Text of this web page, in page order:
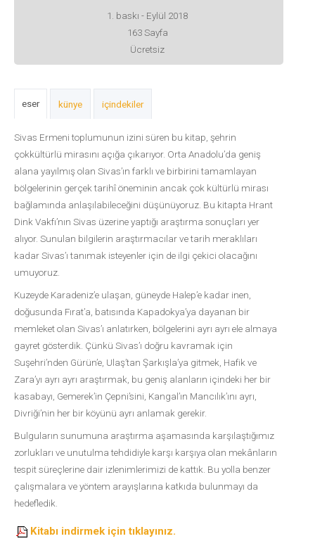
1. baskı - Eylül 2018
163 Sayfa
Ücretsiz
eser künye içindekiler
Sivas Ermeni toplumunun izini süren bu kitap, şehrin
çokkültürlü mirasını açığa çıkarıyor. Orta Anadolu’da geniş
alana yayılmış olan Sivas’ın farklı ve birbirini tamamlayan
bölgelerinin gerçek tarihî öneminin ancak çok kültürlü mirası
bağlamında anlaşılabileceğini düşünüyoruz. Bu kitapta Hrant
Dink Vakfı’nın Sivas üzerine yaptığı araştırma sonuçları yer
alıyor. Sunulan bilgilerin araştırmacılar ve tarih meraklıları
kadar Sivas’ı tanımak isteyenler için de ilgi çekici olacağını
umuyoruz.
Kuzeyde Karadeniz’e ulaşan, güneyde Halep’e kadar inen,
doğusunda Fırat’a, batısında Kapadokya’ya dayanan bir
memleket olan Sivas’ı anlatırken, bölgelerini ayrı ayrı ele almaya
gayret gösterdik. Çünkü Sivas’ı doğru kavramak için
Suşehri’nden Gürün’e, Ulaş’tan Şarkışla’ya gitmek, Hafik ve
Zara’yı ayrı ayrı araştırmak, bu geniş alanların içindeki her bir
kasabayı, Gemerek’in Çepni’sini, Kangal’ın Mancılık’ını ayrı,
Divriği’nin her bir köyünü ayrı anlamak gerekir.
Bulguların sunumuna araştırma aşamasında karşılaştığımız
zorlukları ve unutulma tehdidiyle karşı karşıya olan mekânların
tespit süreçlerine dair izlenimlerimizi de kattık. Bu yolla benzer
çalışmalara ve yöntem arayışlarına katkıda bulunmayı da
hedefledik.
Kitabı indirmek için tıklayınız.